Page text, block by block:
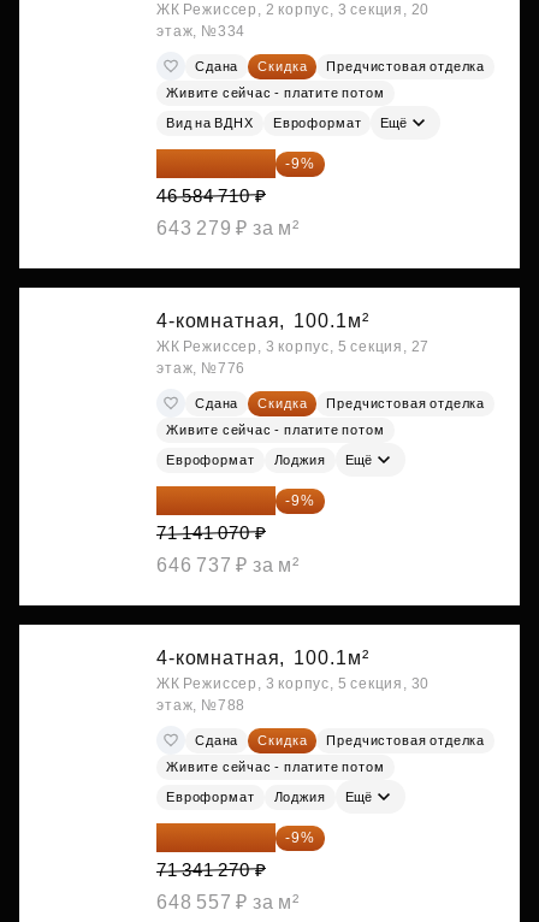
ЖК Режиссер, 2 корпус, 3 секция, 20
этаж, №334
Сдана Скидка
Предчистовая отделка
Живите сейчас - платите потом
Вид на ВДНХ Евроформат Ещё
42 392 086 ₽ -9%
46 584 710 ₽
643 279 ₽ за м²
4-комнатная, 100.1м²
ЖК Режиссер, 3 корпус, 5 секция, 27
этаж, №776
Сдана Скидка
Предчистовая отделка
Живите сейчас - платите потом
Евроформат Лоджия Ещё
64 738 374 ₽ -9%
71 141 070 ₽
646 737 ₽ за м²
4-комнатная, 100.1м²
ЖК Режиссер, 3 корпус, 5 секция, 30
этаж, №788
Сдана Скидка
Предчистовая отделка
Живите сейчас - платите потом
Евроформат Лоджия Ещё
64 920 556 ₽ -9%
71 341 270 ₽
648 557 ₽ за м²